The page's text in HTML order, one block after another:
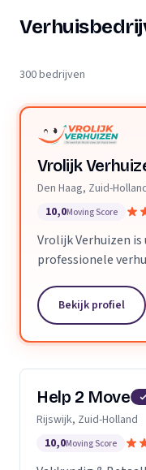
300 bedrijven
Vrolijk
Den Haag, Zuid-
10,0Moving Score
Vrolijk Verhuizen
professionele
ervaring en een
dat uw verhuizing
Bekijk profiel
Help 2 Move
Rijswijk, Zuid-Holland
10,0Moving Score